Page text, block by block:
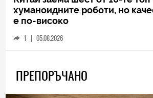
хуманоидните роботи, но
е по-високо
1 | 05.08.2026
ПРЕПОРЪЧАНО